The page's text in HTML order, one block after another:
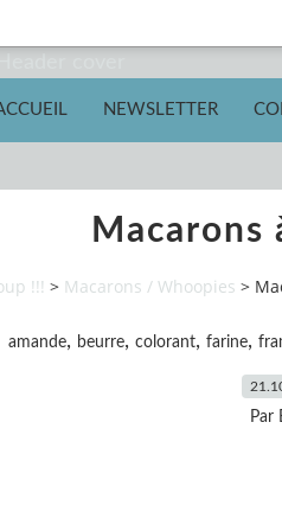
NEWSLETTER
Macarons
!!! > Macarons / Whoopies >
amande, beurre, colorant, farine,
Par